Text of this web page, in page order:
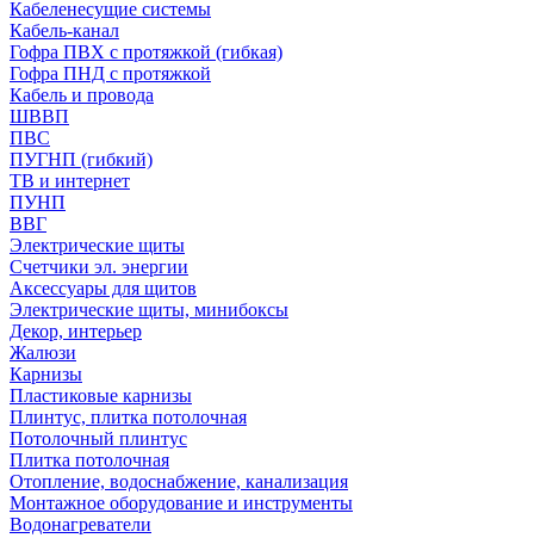
Кабеленесущие системы
Кабель-канал
Гофра ПВХ с протяжкой (гибкая)
Гофра ПНД с протяжкой
Кабель и провода
ШВВП
ПВС
ПУГНП (гибкий)
ТВ и интернет
ПУНП
ВВГ
Электрические щиты
Счетчики эл. энергии
Аксессуары для щитов
Электрические щиты, минибоксы
Декор, интерьер
Жалюзи
Карнизы
Пластиковые карнизы
Плинтус, плитка потолочная
Потолочный плинтус
Плитка потолочная
Отопление, водоснабжение, канализация
Монтажное оборудование и инструменты
Водонагреватели